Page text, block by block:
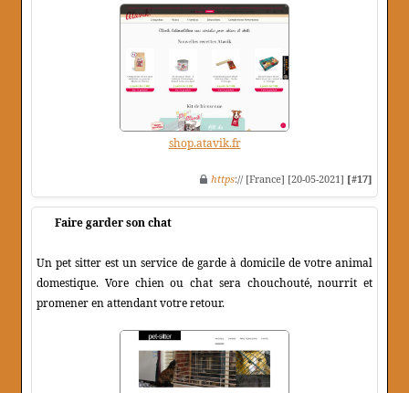
shop.atavik.fr
https:// [France] [20-05-2021] [#17]
Faire garder son chat
Un pet sitter est un service de garde à domicile de votre animal
domestique. Vore chien ou chat sera chouchouté, nourrit et
promener en attendant votre retour.